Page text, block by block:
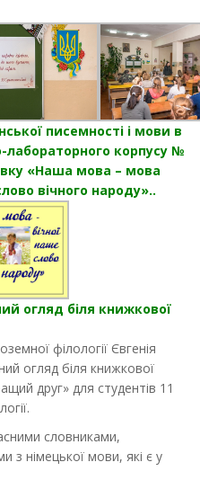
писемності і мови в
лабораторного корпусу №
«Наша мова – мова
вічного народу»..
огляд біля книжкової
філології Євгенія
огляд біля книжкової
друг» для студентів 11
словниками,
з німецької мови, які є у